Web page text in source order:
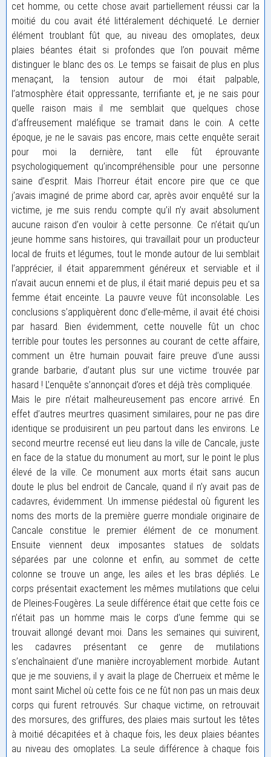
cet homme, ou cette chose avait partiellement réussi car la
moitié du cou avait été littéralement déchiqueté. Le dernier
élément troublant fût que, au niveau des omoplates, deux
plaies béantes était si profondes que l’on pouvait même
distinguer le blanc des os. Le temps se faisait de plus en plus
menaçant, la tension autour de moi était palpable,
l’atmosphère était oppressante, terrifiante et, je ne sais pour
quelle raison mais il me semblait que quelques chose
d’affreusement maléfique se tramait dans le coin. A cette
époque, je ne le savais pas encore, mais cette enquête serait
pour moi la dernière, tant elle fût éprouvante
psychologiquement qu’incompréhensible pour une personne
saine d’esprit. Mais l’horreur était encore pire que ce que
j’avais imaginé de prime abord car, après avoir enquêté sur la
victime, je me suis rendu compte qu’il n’y avait absolument
aucune raison d’en vouloir à cette personne. Ce n’était qu’un
jeune homme sans histoires, qui travaillait pour un producteur
local de fruits et légumes, tout le monde autour de lui semblait
l’apprécier, il était apparemment généreux et serviable et il
n’avait aucun ennemi et de plus, il était marié depuis peu et sa
femme était enceinte. La pauvre veuve fût inconsolable. Les
conclusions s’appliquèrent donc d’elle-même, il avait été choisi
par hasard. Bien évidemment, cette nouvelle fût un choc
terrible pour toutes les personnes au courant de cette affaire,
comment un être humain pouvait faire preuve d’une aussi
grande barbarie, d’autant plus sur une victime trouvée par
hasard ! L’enquête s’annonçait d’ores et déjà très compliquée.
Mais le pire n’était malheureusement pas encore arrivé. En
effet d’autres meurtres quasiment similaires, pour ne pas dire
identique se produisirent un peu partout dans les environs. Le
second meurtre recensé eut lieu dans la ville de Cancale, juste
en face de la statue du monument au mort, sur le point le plus
élevé de la ville. Ce monument aux morts était sans aucun
doute le plus bel endroit de Cancale, quand il n’y avait pas de
cadavres, évidemment. Un immense piédestal où figurent les
noms des morts de la première guerre mondiale originaire de
Cancale constitue le premier élément de ce monument.
Ensuite viennent deux imposantes statues de soldats
séparées par une colonne et enfin, au sommet de cette
colonne se trouve un ange, les ailes et les bras dépliés. Le
corps présentait exactement les mêmes mutilations que celui
de Pleines-Fougères. La seule différence était que cette fois ce
n’était pas un homme mais le corps d’une femme qui se
trouvait allongé devant moi. Dans les semaines qui suivirent,
les cadavres présentant ce genre de mutilations
s’enchaînaient d’une manière incroyablement morbide. Autant
que je me souviens, il y avait la plage de Cherrueix et même le
mont saint Michel où cette fois ce ne fût non pas un mais deux
corps qui furent retrouvés. Sur chaque victime, on retrouvait
des morsures, des griffures, des plaies mais surtout les têtes
à moitié décapitées et à chaque fois, les deux plaies béantes
au niveau des omoplates. La seule différence à chaque fois